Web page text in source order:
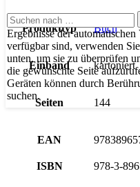
Suchen
nach …
Ergebnisse der
verfügbar sind, verwenden
unten, um sie zu überprüfen
die gewünschte Seite
Geräten können durch
suchen.
Produkttyp Buch
Einband kartoniert
Seiten 144
EAN
ISBN 978-3-